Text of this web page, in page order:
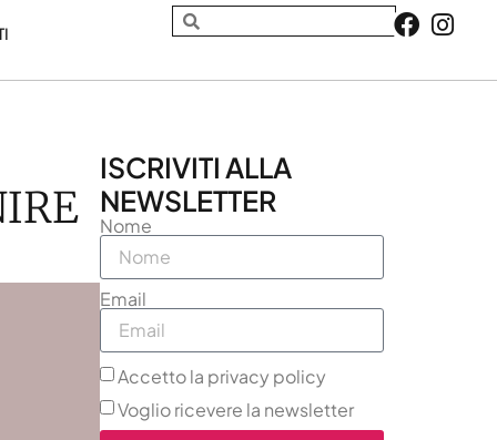
ISCRIVITI ALLA
NEWSLETTER
Nome
Email
Accetto la privacy policy
Voglio ricevere la newsletter